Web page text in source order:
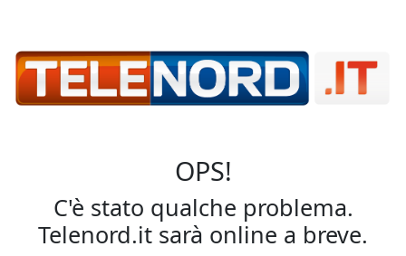
OPS!
C'è stato qualche problema.
Telenord.it sarà online a breve.